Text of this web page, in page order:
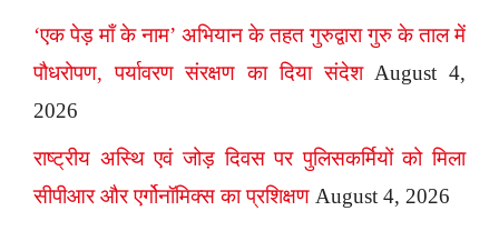
‘एक पेड़ माँ के नाम’ अभियान के तहत गुरुद्वारा गुरु के ताल में
पौधरोपण, पर्यावरण संरक्षण का दिया संदेश August 4,
2026
राष्ट्रीय अस्थि एवं जोड़ दिवस पर पुलिसकर्मियों को मिला
सीपीआर और एर्गोनॉमिक्स का प्रशिक्षण August 4, 2026